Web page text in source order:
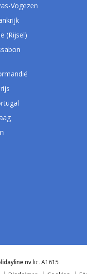
Vogezen
(Rijsel)
nvlic. A1615